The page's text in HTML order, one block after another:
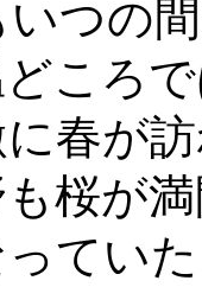
つの
ころ
春が
桜が
てい